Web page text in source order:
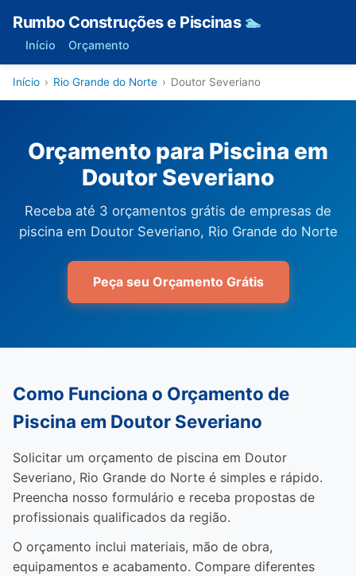
Rumbo Construções e Piscinas 🏊
Início Orçamento
Início › Rio Grande do Norte › Doutor Severiano
Orçamento para Piscina em
Doutor Severiano
Receba até 3 orçamentos grátis de empresas de
piscina em Doutor Severiano, Rio Grande do Norte
Peça seu Orçamento Grátis
Como Funciona o Orçamento de
Piscina em Doutor Severiano
Solicitar um orçamento de piscina em Doutor
Severiano, Rio Grande do Norte é simples e rápido.
Preencha nosso formulário e receba propostas de
profissionais qualificados da região.
O orçamento inclui materiais, mão de obra,
equipamentos e acabamento. Compare diferentes